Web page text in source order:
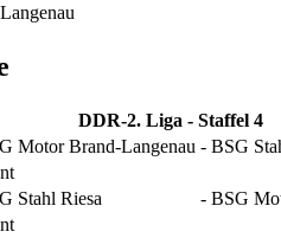
DDR-2. Liga - Staffel 4
Motor Brand-Langenau - BSG
Stahl Riesa - BSG